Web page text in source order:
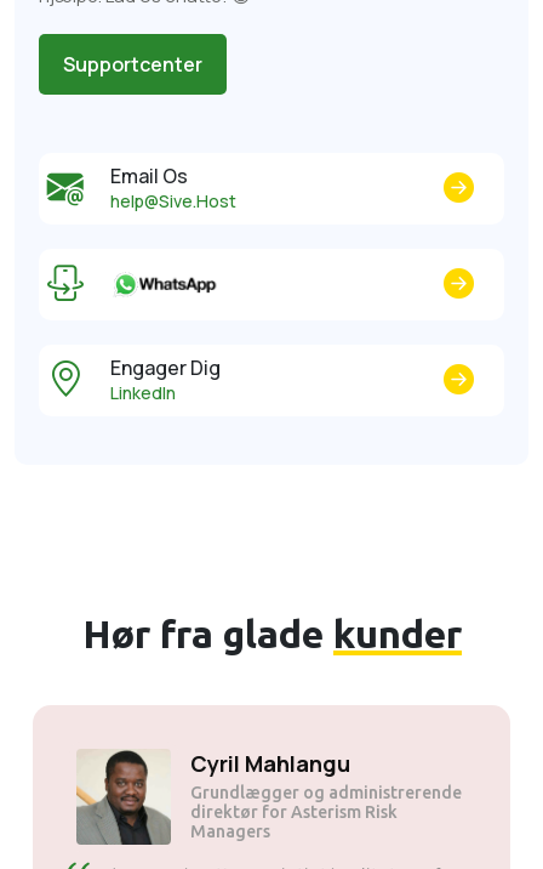
Supportcenter
Email Os
help@Sive.Host
Engager Dig
LinkedIn
Hør fra glade kunder
Solly Motsoane
Grundlægger og administrerende
direktør i Mogen Pty Ltd